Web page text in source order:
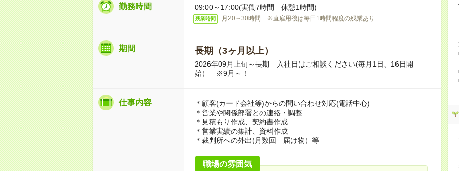
勤務時間 09:00～17:00(実働7時間 休憩1時間)
残業時間 月20～30時間 ※直雇用後は毎日1時間程度の残業あり
期間 長期（3ヶ月以上）
2026年09月上旬～長期 入社日はご相談ください(毎月1日、16日開
始） ※9月～！
仕事内容
＊顧客(カード会社等)からの問い合わせ対応(電話中心)
＊営業や関係部署との連絡・調整
＊見積もり作成、契約書作成
＊営業実績の集計、資料作成
＊裁判所への外出(月数回 届け物）等
職場の雰囲気